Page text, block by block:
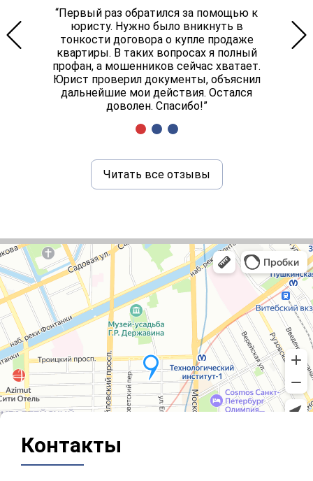
“Первый раз обратился за помощью к
юристу. Нужно было вникнуть в
тонкости договора о купле продаже
квартиры. В таких вопросах я полный
профан, а мошенников сейчас хватает.
Юрист проверил документы, объяснил
дальнейшие мои действия. Остался
доволен. Спасибо!”
Читать все отзывы
Контакты